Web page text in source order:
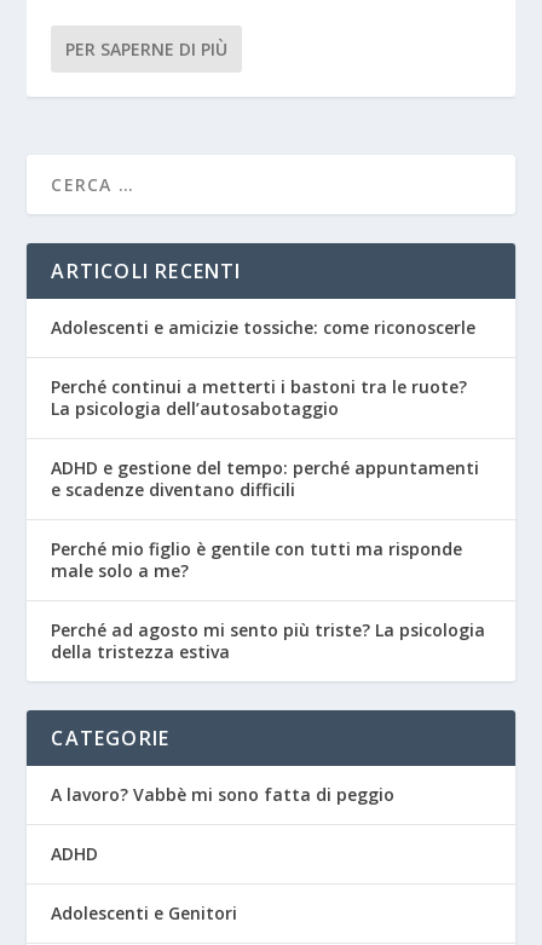
PER SAPERNE DI PIÙ
ARTICOLI RECENTI
Adolescenti e amicizie tossiche: come riconoscerle
Perché continui a metterti i bastoni tra le ruote?
La psicologia dell’autosabotaggio
ADHD e gestione del tempo: perché appuntamenti
e scadenze diventano difficili
Perché mio figlio è gentile con tutti ma risponde
male solo a me?
Perché ad agosto mi sento più triste? La psicologia
della tristezza estiva
CATEGORIE
A lavoro? Vabbè mi sono fatta di peggio
ADHD
Adolescenti e Genitori